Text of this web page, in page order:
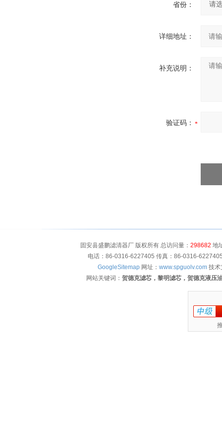
省份：
详细地址：
补充说明：
验证码：
固安县盛鹏滤清器厂 版权所有 总访问量： 298682 地
电话：86-0316-6227405 传真：86-0316-
GoogleSitemap 网址： www.spguolv.com 技术
网站关键词： 贺德克滤芯，黎明滤芯，贺德克液压